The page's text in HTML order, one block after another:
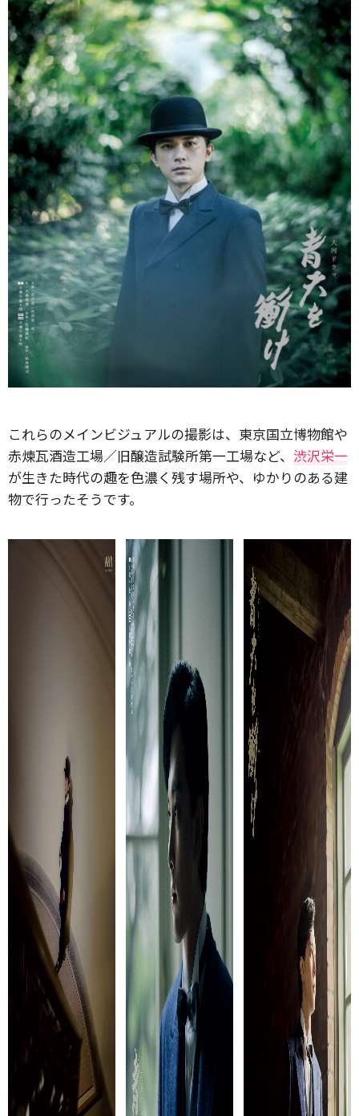
これらのメインビジュアルの撮影は、東京国立博物館や
赤煉瓦酒造工場／旧醸造試験所第一工場など、 渋沢栄一
が生きた時代の趣を色濃く残す場所や、ゆかりのある建
物で行ったそうです。